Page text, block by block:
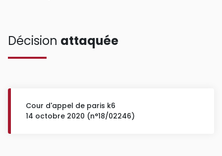
Décision attaquée
Cour d'appel de paris k6
14 octobre 2020 (n°18/02246)